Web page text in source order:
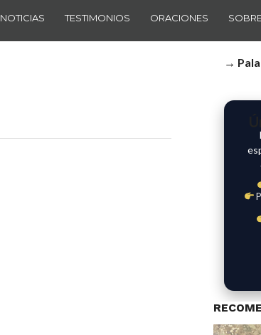
NOTICIAS TESTIMONIOS ORACIONES
→